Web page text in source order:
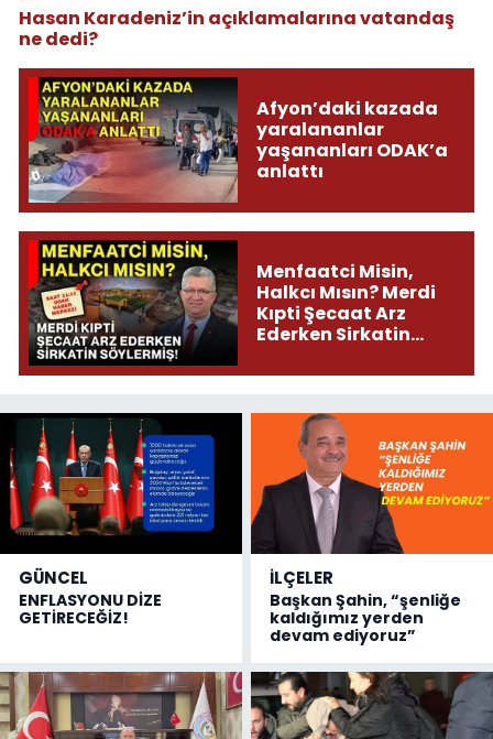
Hasan Karadeniz’in açıklamalarına vatandaş
ne dedi?
Afyon’daki kazada
yaralananlar
yaşananları ODAK’a
anlattı
Menfaatci Misin,
Halkcı Mısın? Merdi
Kıpti Şecaat Arz
Ederken Sirkatin
GÜNCEL
ENFLASYONU DİZE
GETİRECEĞİZ!
İLÇELER
Başkan Şahin, “şenliğe
kaldığımız yerden
devam ediyoruz”